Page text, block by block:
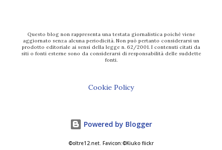
Questo blog non rappresenta una testata giornalistica poiché viene
aggiornato senza alcuna periodicità. Non può pertanto considerarsi un
prodotto editoriale ai sensi della legge n. 62/2001. I contenuti citati da
siti o fonti esterne sono da considerarsi di responsabilità delle suddette
fonti.
Cookie Policy
Powered by Blogger
©oltre12.net. Favicon:©Kiuko flickr